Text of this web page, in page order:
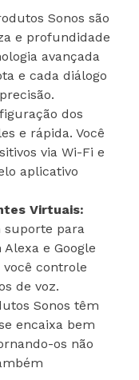
Sonos são
e profundidade
avançada
e cada diálogo
dos
e rápida. Você
via Wi-Fi e
aplicativo
Virtuais:
suporte para
e Google
controle
de voz.
Sonos têm
encaixa bem
os não